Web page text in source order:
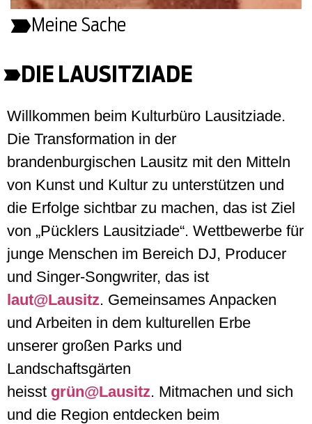
Meine Sache
DIE LAUSITZIADE
Willkommen beim Kulturbüro Lausitziade.
Die Transformation in der
brandenburgischen Lausitz mit den Mitteln
von Kunst und Kultur zu unterstützen und
die Erfolge sichtbar zu machen, das ist Ziel
von „Pücklers Lausitziade“. Wettbewerbe für
junge Menschen im Bereich DJ, Producer
und Singer-Songwriter, das ist
laut@Lausitz. Gemeinsames Anpacken
und Arbeiten in dem kulturellen Erbe
unserer großen Parks und
Landschaftsgärten
heisst grün@Lausitz. Mitmachen und sich
und die Region entdecken beim